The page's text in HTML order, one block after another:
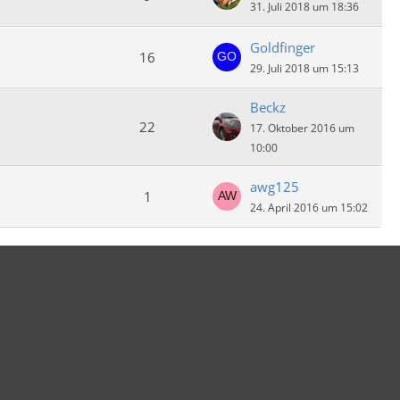
31. Juli 2018 um 18:36
16
Goldfinger
29. Juli 2018 um 15:13
22
Beckz
17. Oktober 2016 um
10:00
1
awg125
24. April 2016 um 15:02